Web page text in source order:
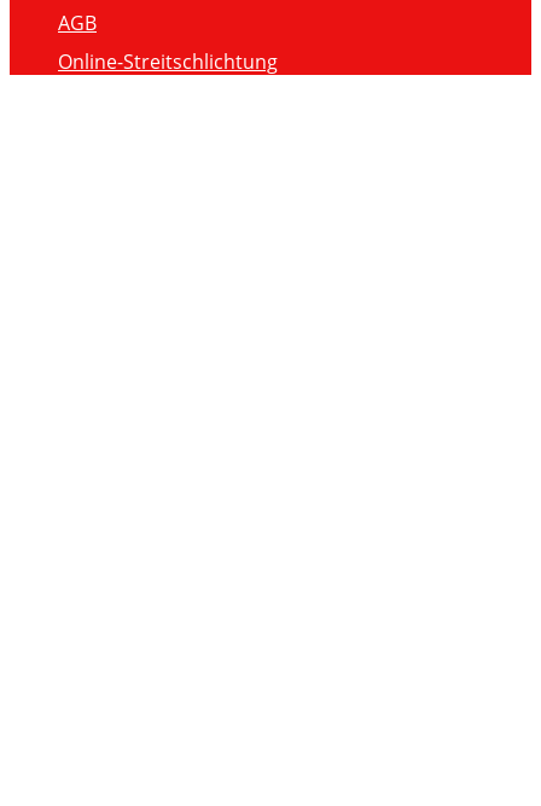
AGB
Online-Streitschlichtung